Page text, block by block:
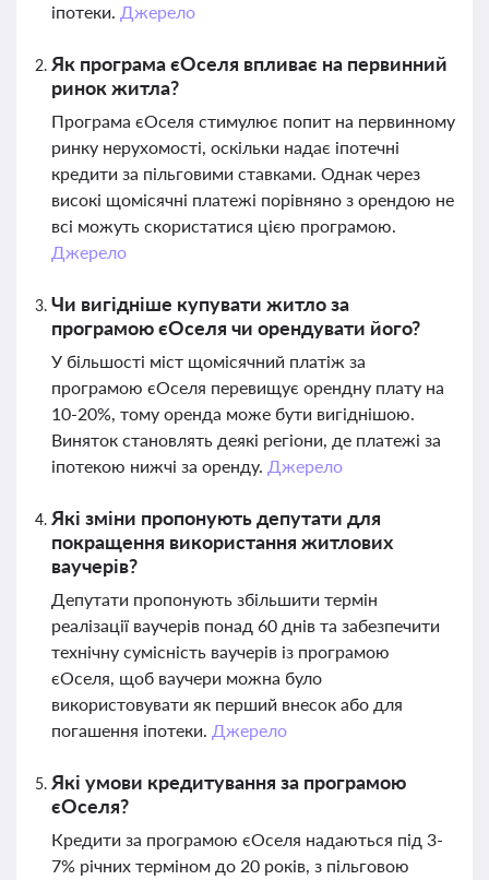
іпотеки. Джерело
Як програма єОселя впливає на первинний
ринок житла?
Програма єОселя стимулює попит на первинному
ринку нерухомості, оскільки надає іпотечні
кредити за пільговими ставками. Однак через
високі щомісячні платежі порівняно з орендою не
всі можуть скористатися цією програмою.
Джерело
Чи вигідніше купувати житло за
програмою єОселя чи орендувати його?
У більшості міст щомісячний платіж за
програмою єОселя перевищує орендну плату на
10-20%, тому оренда може бути вигіднішою.
Виняток становлять деякі регіони, де платежі за
іпотекою нижчі за оренду. Джерело
Які зміни пропонують депутати для
покращення використання житлових
ваучерів?
Депутати пропонують збільшити термін
реалізації ваучерів понад 60 днів та забезпечити
технічну сумісність ваучерів із програмою
єОселя, щоб ваучери можна було
використовувати як перший внесок або для
погашення іпотеки. Джерело
Які умови кредитування за програмою
єОселя?
Кредити за програмою єОселя надаються під 3-
7% річних терміном до 20 років, з пільговою